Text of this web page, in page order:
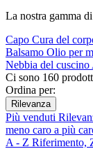
La nostra gamma
Capo Cura del
Balsamo Olio per
Nebbia del cuscino
Ci sono 160
Ordina per:
Rilevanza
Più venduti
meno caro a più
A - Z Riferimento,